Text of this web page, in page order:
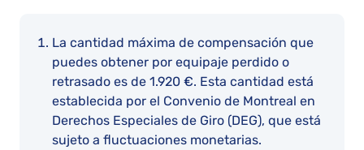
La cantidad máxima de compensación que
puedes obtener por equipaje perdido o
retrasado es de 1.920 €. Esta cantidad está
establecida por el Convenio de Montreal en
Derechos Especiales de Giro (DEG), que está
sujeto a fluctuaciones monetarias.